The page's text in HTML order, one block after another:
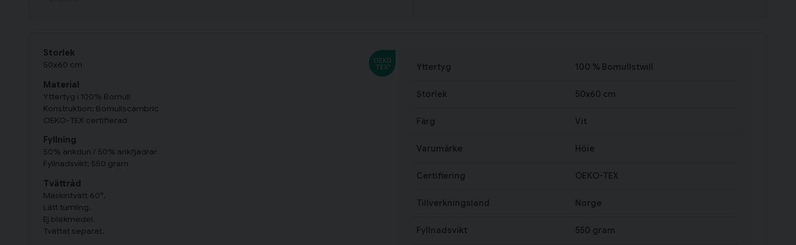
Storlek
50x60 cm
Material
Yttertyg i 100% Bomull
Konstruktion: Bomullscambric
OEKO-TEX certifierad
Fyllning
50% ankdun / 50% ankfjädrar
Fyllnadsvikt: 550 gram
Tvättråd
Maskintvätt 60°.
Lätt tumling.
Ej blekmedel.
Tvättat separat.
Yttertyg 100 % Bomullstwill
Storlek 50x60 cm
Färg Vit
Varumärke Höie
Certifiering OEKO-TEX
Tillverkningsland Norge
Fyllnadsvikt 550 gram